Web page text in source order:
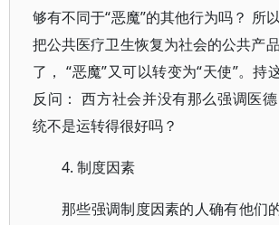
够有不同于“恶魔”的其他行为吗？ 所
把公共医疗卫生恢复为社会的公共产
了， “恶魔”又可以转变为“天使”。持
反问： 西方社会并没有那么强调医
统不是运转得很好吗？
4. 制度因素
那些强调制度因素的人确有他们